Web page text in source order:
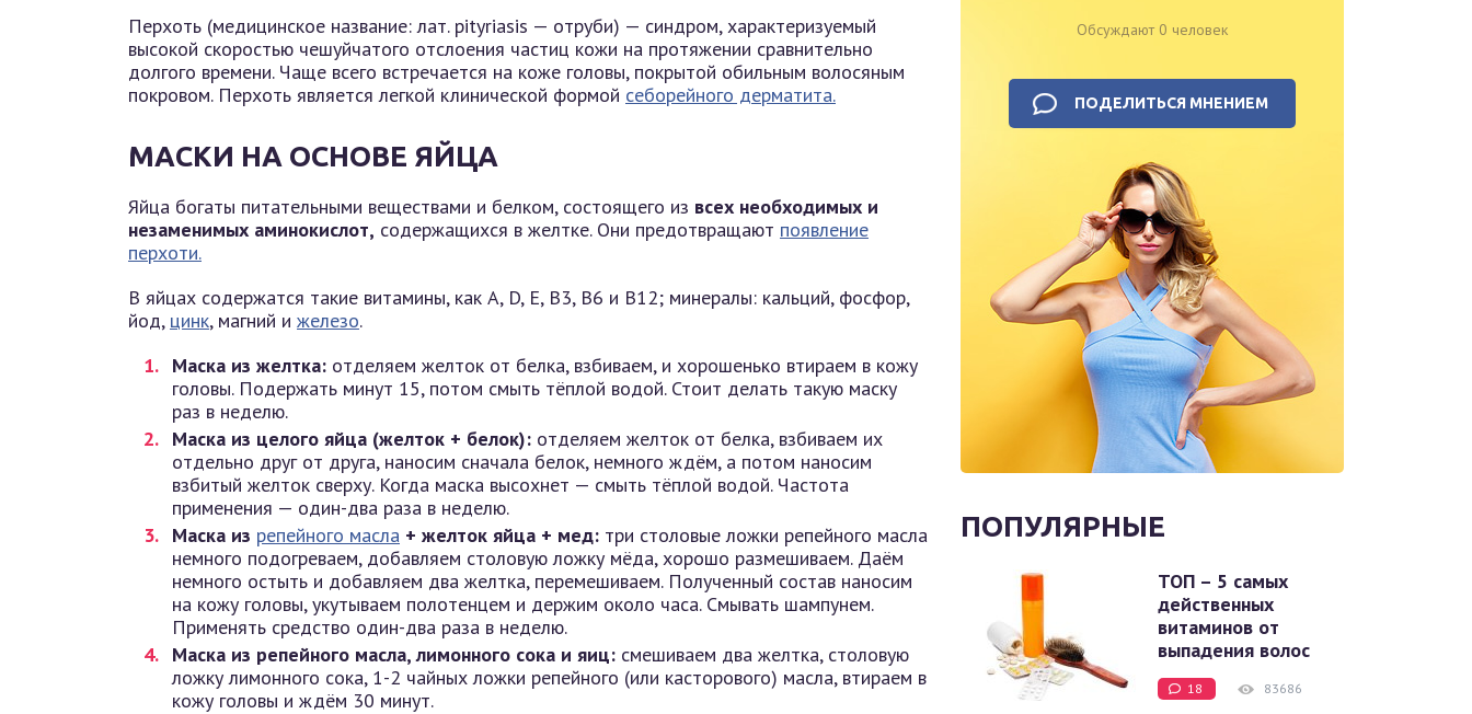
Перхоть (медицинское название: лат. pityriasis — отруби) — синдром, характеризуемый
высокой скоростью чешуйчатого отслоения частиц кожи на протяжении сравнительно
долгого времени. Чаще всего встречается на коже головы, покрытой обильным волосяным
покровом. Перхоть является легкой клинической формой себорейного дерматита.
МАСКИ НА ОСНОВЕ ЯЙЦА
Яйца богаты питательными веществами и белком, состоящего из всех необходимых и
незаменимых аминокислот, содержащихся в желтке. Они предотвращают появление
перхоти.
В яйцах содержатся такие витамины, как А, D, Е, В3, В6 и В12; минералы: кальций, фосфор,
йод, цинк, магний и железо.
Маска из желтка: отделяем желток от белка, взбиваем, и хорошенько втираем в кожу
головы. Подержать минут 15, потом смыть тёплой водой. Стоит делать такую маску
раз в неделю.
Маска из целого яйца (желток + белок): отделяем желток от белка, взбиваем их
отдельно друг от друга, наносим сначала белок, немного ждём, а потом наносим
взбитый желток сверху. Когда маска высохнет — смыть тёплой водой. Частота
применения — один-два раза в неделю.
Маска из репейного масла + желток яйца + мед: три столовые ложки репейного масла
немного подогреваем, добавляем столовую ложку мёда, хорошо размешиваем. Даём
немного остыть и добавляем два желтка, перемешиваем. Полученный состав наносим
на кожу головы, укутываем полотенцем и держим около часа. Смывать шампунем.
Применять средство один-два раза в неделю.
Маска из репейного масла, лимонного сока и яиц: смешиваем два желтка, столовую
ложку лимонного сока, 1-2 чайных ложки репейного (или касторового) масла, втираем в
кожу головы и ждём 30 минут.
Обсуждают 0 человек
ПОДЕЛИТЬСЯ МНЕНИЕМ
ПОПУЛЯРНЫЕ
ТОП – 5 самых
действенных
витаминов от
выпадения волос
18 83686